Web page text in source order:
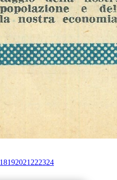
18192021 222324